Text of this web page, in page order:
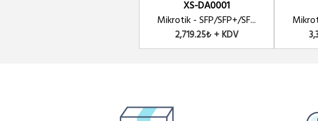
XS-DA0001
Mikrotik - SFP/SFP+/SF...
2,719.25₺ + KDV